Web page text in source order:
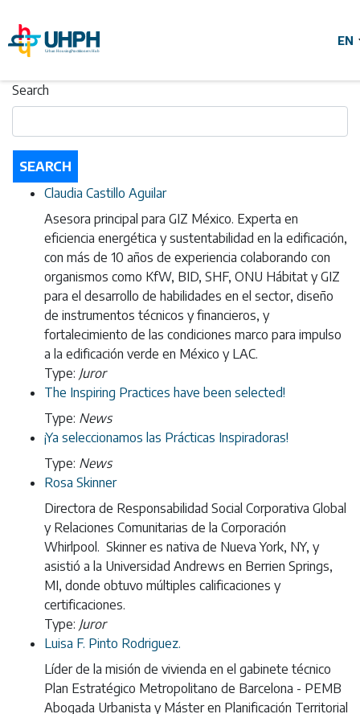
main
Search
Search
Claudia Castillo Aguilar
Asesora principal para GIZ México. Experta en
eficiencia energética y sustentabilidad en la edificación,
con más de 10 años de experiencia colaborando con
organismos como KfW, BID, SHF, ONU Hábitat y GIZ
para el desarrollo de habilidades en el sector, diseño
de instrumentos técnicos y financieros, y
fortalecimiento de las condiciones marco para impulso
a la edificación verde en México y LAC.
Type: Juror
The Inspiring Practices have been selected!
Type: News
¡Ya seleccionamos las Prácticas Inspiradoras!
Type: News
Rosa Skinner
Directora de Responsabilidad Social Corporativa Global
y Relaciones Comunitarias de la Corporación
Whirlpool. Skinner es nativa de Nueva York, NY, y
asistió a la Universidad Andrews en Berrien Springs,
MI, donde obtuvo múltiples calificaciones y
certificaciones.
Type: Juror
Luisa F. Pinto Rodriguez.
Líder de la misión de vivienda en el gabinete técnico
Plan Estratégico Metropolitano de Barcelona - PEMB
Abogada Urbanista y Máster en Planificación Territorial